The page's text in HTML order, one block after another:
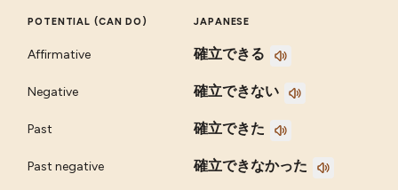
POTENTIAL (CAN DO) JAPANESE
Affirmative 確立できる
Negative 確立できない
Past 確立できた
Past negative 確立できなかった